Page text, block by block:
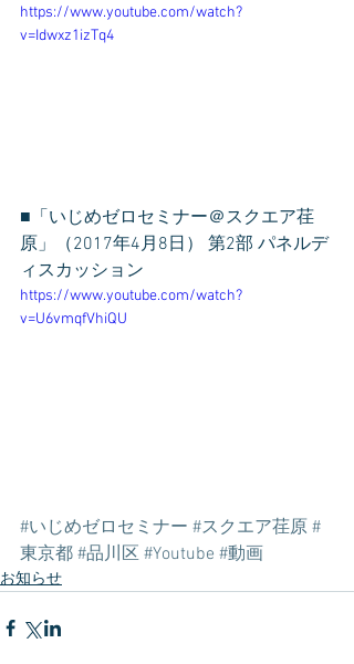
https://www.youtube.com/watch?
v=Idwxz1izTq4
■「いじめゼロセミナー＠スクエア荏
原」（2017年4月8日） 第2部 パネルデ
ィスカッション
https://www.youtube.com/watch?
v=U6vmqfVhiQU
#いじめゼロセミナー #スクエア荏原 #
東京都 #品川区 #Youtube #動画
お知らせ